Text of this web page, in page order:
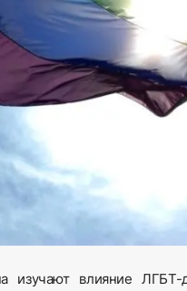
изучают влияние